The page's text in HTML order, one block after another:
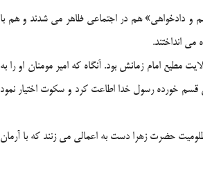
و دادخواهي» هم در اجتماعي ظاهر مي شدند و هم با
انداختند.
امام زمانش بود. آنگاه كه امير مومنان او را به
خورده رسول خدا اطاعت كرد و سكوت اختيار نمود
حضرت زهرا دست به اعمالي مي زنند كه با آرمان